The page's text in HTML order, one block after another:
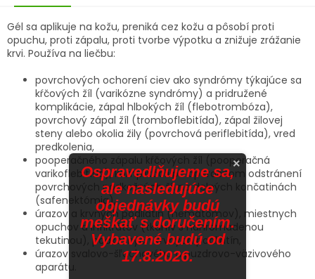
Gél sa aplikuje na kožu, preniká cez kožu a pôsobí proti
opuchu, proti zápalu, proti tvorbe výpotku a znižuje zrážanie
krvi. Používa na liečbu:
povrchových ochorení ciev ako syndrómy týkajúce sa
kŕčových žíl (varikózne syndrómy) a pridružené
komplikácie, zápal hlbokých žíl (flebotrombóza),
povrchový zápal žíl (tromboflebitída), zápal žilovej
steny alebo okolia žily (povrchová periflebitída), vred
predkolenia,
pooperačného zápalu kŕčových žíl (pooperačná
varikoflebitída), komplikácií po operačnom odstránení
povrchových podkožných žíl na dolných končatinách
(safenektómia),
úrazov a krvných podliatin (hematómov), miestnych
opuchov a infiltrátov (tkanív s nahromadenou
tekutinou), podkožných krvných podliatín,
úrazov svalovo-šľachového a puzdrovo-väzivového
aparátu.
×
Ospravedlňujeme sa,
ale nasledujúce
objednávky budú
meškať s doručením.
Vybavené budú od
17.8.2026.